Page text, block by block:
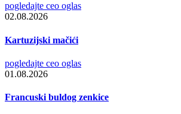
pogledajte ceo oglas
02.08.2026
Kartuzijski mačići
pogledajte ceo oglas
01.08.2026
Francuski buldog zenkice